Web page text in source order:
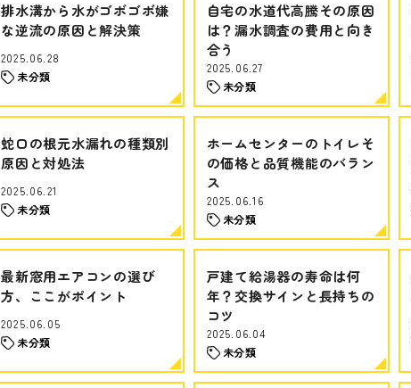
排水溝から水がゴボゴボ嫌
な逆流の原因と解決策
2025.06.28
未分類
自宅の水道代高騰その原因
は？漏水調査の費用と向き
合う
2025.06.27
未分類
蛇口の根元水漏れの種類別
原因と対処法
2025.06.21
未分類
ホームセンターのトイレそ
の価格と品質機能のバラン
ス
2025.06.16
未分類
最新窓用エアコンの選び
方、ここがポイント
2025.06.05
未分類
戸建て給湯器の寿命は何
年？交換サインと長持ちの
コツ
2025.06.04
未分類